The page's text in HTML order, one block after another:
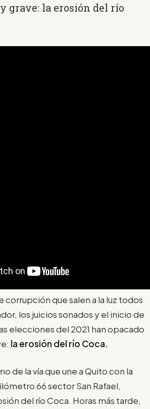
grave: la erosión del río
corrupción que salen a la luz todos
los juicios sonados y el inicio de
elecciones del 2021 han opacado
la erosión del río Coca.
de la vía que une a Quito con la
66 sector San Rafael,
del río Coca. Horas más tarde,